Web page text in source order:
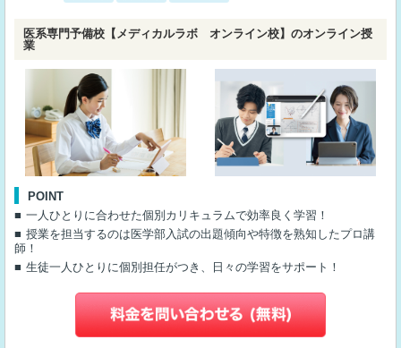
医系専門予備校【メディカルラボ オンライン校】のオンライン授
業
POINT
一人ひとりに合わせた個別カリキュラムで効率良く学習！
授業を担当するのは医学部入試の出題傾向や特徴を熟知したプロ講
師！
生徒一人ひとりに個別担任がつき、日々の学習をサポート！